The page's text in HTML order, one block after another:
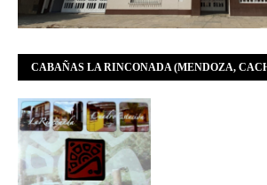
CABAÑAS LA RINCONADA (MENDOZA,